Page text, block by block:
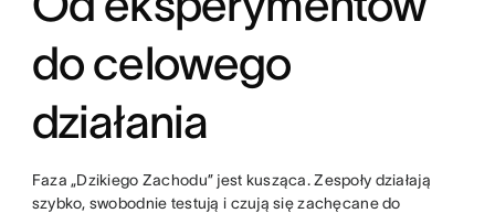
do celowego
działania
Faza „Dzikiego Zachodu” jest kusząca. Zespoły działają
szybko, swobodnie testują i czują się zachęcane do